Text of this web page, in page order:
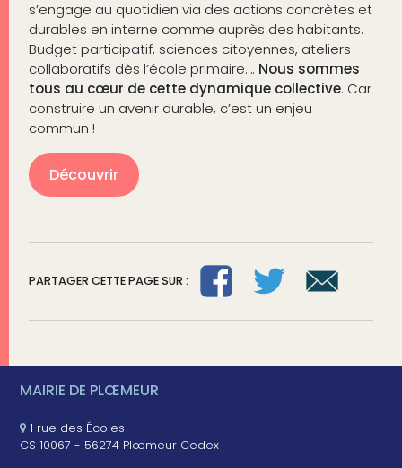
s’engage au quotidien via des actions concrètes et
durables en interne comme auprès des habitants.
Budget participatif, sciences citoyennes, ateliers
collaboratifs dès l’école primaire…. Nous sommes
tous au cœur de cette dynamique collective. Car
construire un avenir durable, c’est un enjeu
commun !
Découvrir
PARTAGER CETTE PAGE SUR :
MAIRIE DE PLŒMEUR
1 rue des Écoles
CS 10067 - 56274 Plœmeur Cedex